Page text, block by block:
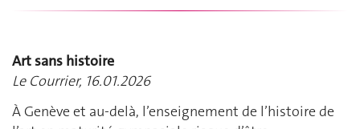
Art sans histoire
Le Courrier, 16.01.2026
À Genève et au-delà, l’enseignement de l’histoire de